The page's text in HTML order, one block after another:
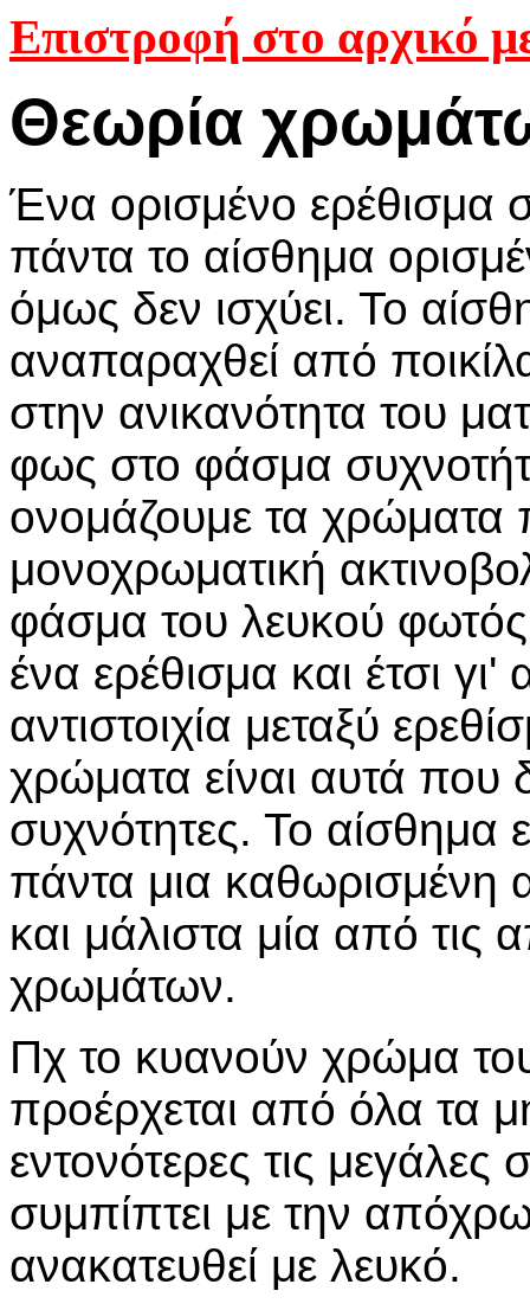
Επιστροφή στο αρχικό
Θεωρία
Ένα ορισμένο ερέθισμα
πάντα το αίσθημα
όμως δεν ισχύει. Το
αναπαραχθεί από
στην ανικανότητα του
φως στο φάσμα
ονομάζουμε τα
μονοχρωματική
φάσμα του λευκού
ένα ερέθισμα και έτσι
αντιστοιχία μεταξύ
χρώματα είναι αυτά που
συχνότητες. Το αίσθημα
πάντα μια
και μάλιστα μία από
χρωμάτων.
Πχ το κυανούν χρώμα
προέρχεται από όλα τα
εντονότερες τις
συμπίπτει με την
ανακατευθεί με λευκό.